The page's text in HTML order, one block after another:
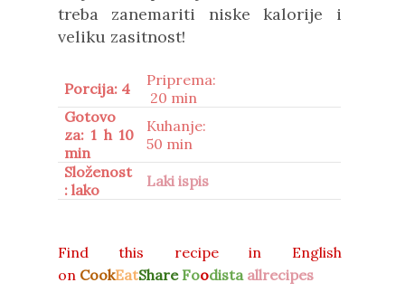
treba zanemariti niske kalorije i
veliku zasitnost!
Porcija: 4
Priprema:
20 min
Gotovo
za: 1 h 10
min
Kuhanje:
50 min
Složenost
: lako
Laki ispis
Find this recipe in
English
on CookEatShare Foodista allrecipes